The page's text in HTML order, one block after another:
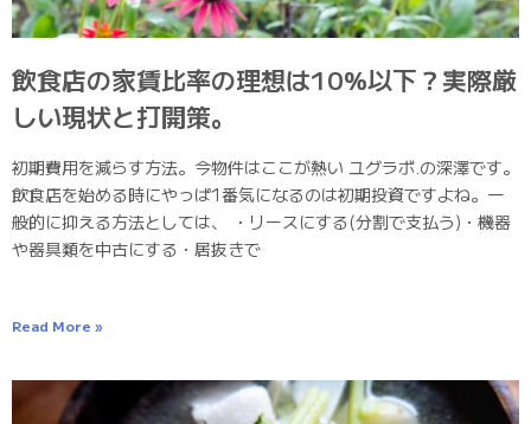
飲食店の家賃比率の理想は10%以下？実際厳
しい現状と打開策。
初期費用を減らす方法。今物件はここが熱い ユグラボ.の深澤です。
飲食店を始める時にやっぱ1番気になるのは初期投資ですよね。一
般的に抑える方法としては、 ・リースにする(分割で支払う)・機器
や器具類を中古にする・居抜きで
Read More »